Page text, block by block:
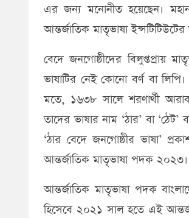
এর জন্য মনোনীত হয়েছেন।
আন্তর্জাতিক মাতৃভাষা
বেদে জনগোষ্ঠীদের বিলুপ্তপ্রায়
ভাষাটির নেই কোনো বর্ণ বা
মতে, ১৬৩৮ সালে শরণার্থী
তাদের ভাষার নাম ‘ঠার’ বা
‘ঠার বেদে জনগোষ্ঠীর ভাষা’
আন্তর্জাতিক মাতৃভাষা পদক ২০২৩।
আন্তর্জাতিক মাতৃভাষা পদক
হিসেবে ২০২১ সাল হতে এই